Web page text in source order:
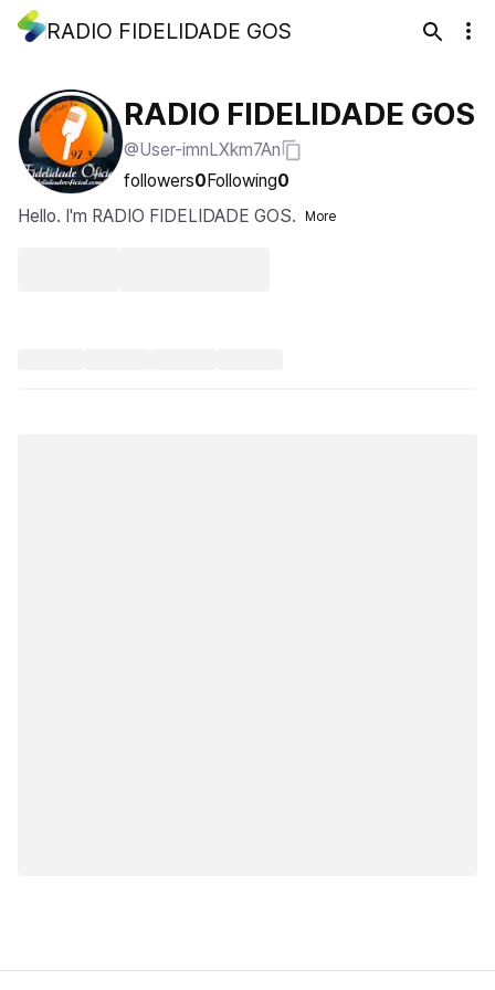
RADIO FIDELIDADE GOS
RADIO FIDELIDADE GOS
@User-imnLXkm7An
followers0Following0
Hello. I'm RADIO FIDELIDADE GOS.
More